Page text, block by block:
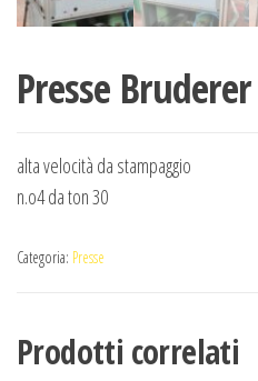
Presse Bruderer
alta velocità da stampaggio
n.o4 da ton 30
Categoria: Presse
Prodotti correlati